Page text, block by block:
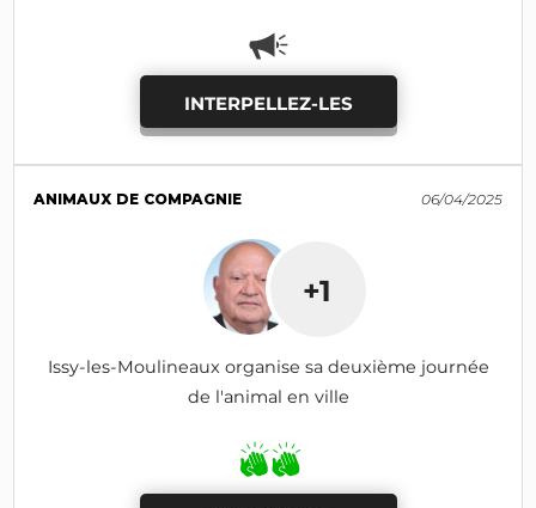
INTERPELLEZ-LES
ANIMAUX DE COMPAGNIE 06/04/2025
+1
Issy-les-Moulineaux organise sa deuxième journée
de l'animal en ville